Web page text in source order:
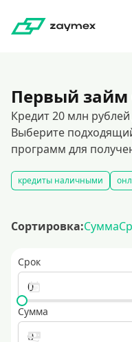
Первый займ
Кредит 20 млн
Выберите
программ для
кредиты наличными
Сортировка:Сумма
Срок
Сумма